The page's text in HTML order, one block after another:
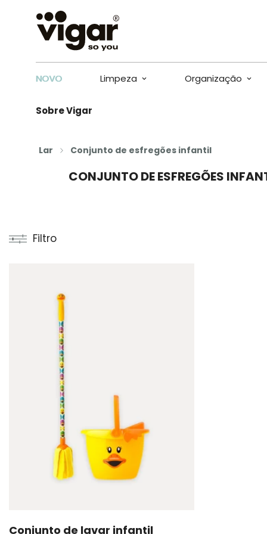
NOVO Limpeza Organização
Sobre Vigar
Lar Conjunto de esfregões infantil
CONJUNTO DE ESFREGÕES
Filtro
Conjunto de lavar infantil